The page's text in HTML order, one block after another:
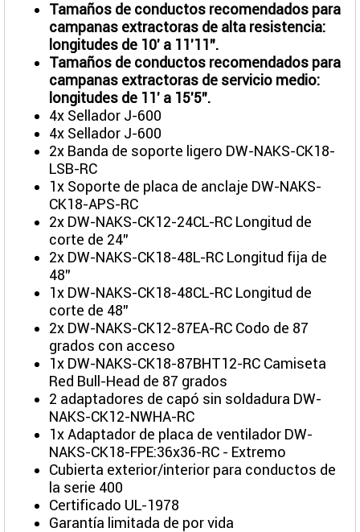
Tamaños de conductos recomendados para
campanas extractoras de alta resistencia:
longitudes de 10' a 11'11".
Tamaños de conductos recomendados para
campanas extractoras de servicio medio:
longitudes de 11' a 15'5".
4x Sellador J-600
4x Sellador J-600
2x Banda de soporte ligero DW-NAKS-CK18-
LSB-RC
1x Soporte de placa de anclaje DW-NAKS-
CK18-APS-RC
2x DW-NAKS-CK12-24CL-RC Longitud de
corte de 24"
2x DW-NAKS-CK18-48L-RC Longitud fija de
48"
1x DW-NAKS-CK18-48CL-RC Longitud de
corte de 48"
2x DW-NAKS-CK12-87EA-RC Codo de 87
grados con acceso
1x DW-NAKS-CK18-87BHT12-RC Camiseta
Red Bull-Head de 87 grados
2 adaptadores de capó sin soldadura DW-
NAKS-CK12-NWHA-RC
1x Adaptador de placa de ventilador DW-
NAKS-CK18-FPE:36x36-RC - Extremo
Cubierta exterior/interior para conductos de
la serie 400
Certificado UL-1978
Garantía limitada de por vida